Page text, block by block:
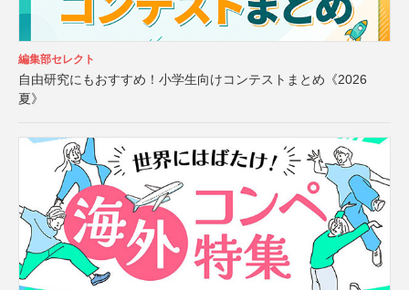
編集部セレクト
自由研究にもおすすめ！小学生向けコンテストまとめ《2026
夏》